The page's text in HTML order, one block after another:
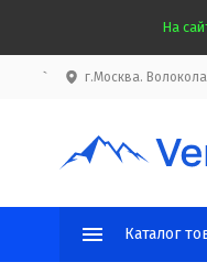
На
` г.Москва.
Каталог